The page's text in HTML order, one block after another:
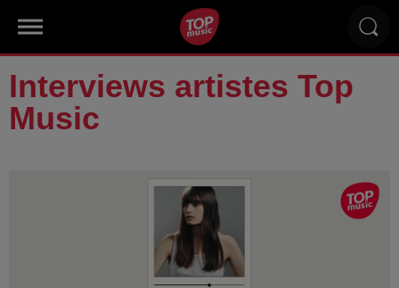
Interviews artistes Top
Music